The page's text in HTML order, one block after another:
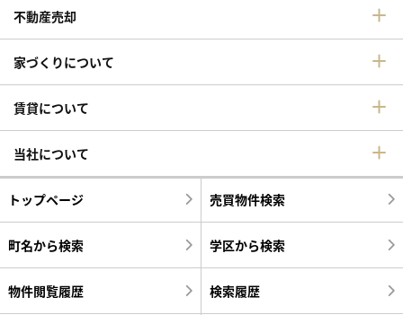
不動産売却
家づくりについて
賃貸について
当社について
トップページ 売買物件検索
町名から検索 学区から検索
物件閲覧履歴 検索履歴